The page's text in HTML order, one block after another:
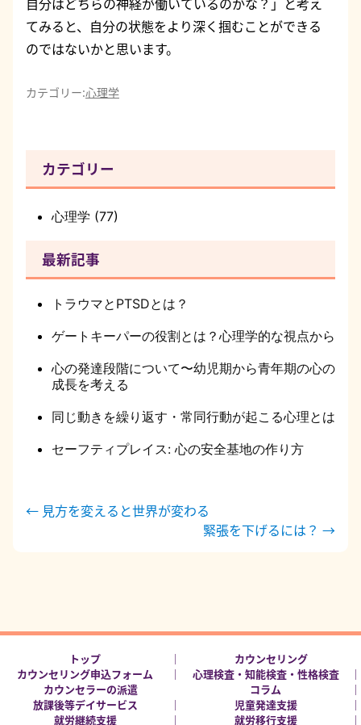
てみると、自分の状態をより深く掴むことができる
のではないかと思います。
カテゴリー:心理学
カテゴリー
心理学 (77)
最新記事
トラウマとPTSDとは？
ゲートキーパーの役割とは？心理学的な視点から
心の発達段階について〜幼児期から青年期の心の
成長を考える
同じ動きを繰り返す・常同行動が起こる心理とは
セーフティプレイス: 心の安全基地の作り方
投
ョ
← 見方を変えると世界が変わる
緊張を下げるには？ →
トップ
カウンセリング
カウンセリング申込フォーム
心理検査・知能検査・性格検査
カウンセラーの派遣
コラム
放課後等デイサービス
児童発達支援
就労継続支援
就労移行支援